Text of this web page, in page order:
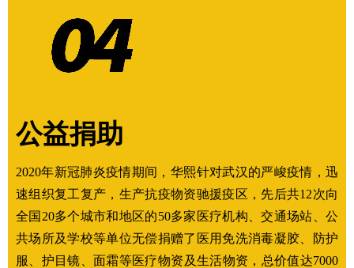
公益捐助
2020年新冠肺炎疫情期间，华熙针对武汉的严峻疫情，迅
速组织复工复产，生产抗疫物资驰援疫区，先后共12次向
全国20多个城市和地区的50多家医疗机构、交通场站、公
共场所及学校等单位无偿捐赠了医用免洗消毒凝胶、防护
服、护目镜、面霜等医疗物资及生活物资，总价值达7000